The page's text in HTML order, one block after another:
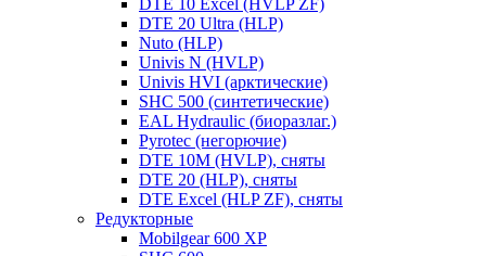
DTE 10 Excel (HVLP ZF)
DTE 20 Ultra (HLP)
Nuto (HLP)
Univis N (HVLP)
Univis HVI (арктические)
SHC 500 (синтетические)
EAL Hydraulic (биоразлаг.)
Pyrotec (негорючие)
DTE 10M (HVLP), сняты
DTE 20 (HLP), сняты
DTE Excel (HLP ZF), сняты
Редукторные
Mobilgear 600 XP